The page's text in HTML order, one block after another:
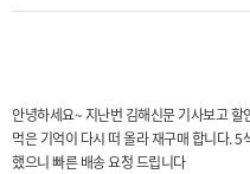
안녕하세요~ 지난번 김해신문 기사보고
먹은 기억이 다시 떠 올라 재구매 합니다.
했으니 빠른 배송 요청 드립니다